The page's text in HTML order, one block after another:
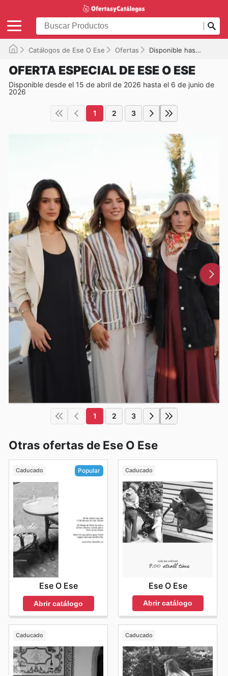
Catálogos de Ese O Ese Ofertas Disponible hasta el 06/06/2026
OFERTA ESPECIAL DE ESE O ESE
Disponible desde el 15 de abril de 2026 hasta el 6 de junio de
2026
1 2 3
1 2 3
Otras ofertas de Ese O Ese
Caducado Popular
Ese O Ese
Abrir catálogo
Caducado
Ese O Ese
Abrir catálogo
Caducado Caducado